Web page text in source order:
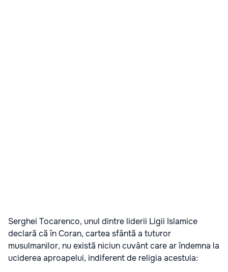
Serghei Tocarenco, unul dintre liderii Ligii Islamice
declară că în Coran, cartea sfântă a tuturor
musulmanilor, nu există niciun cuvânt care ar îndemna la
uciderea aproapelui, indiferent de religia acestuia: